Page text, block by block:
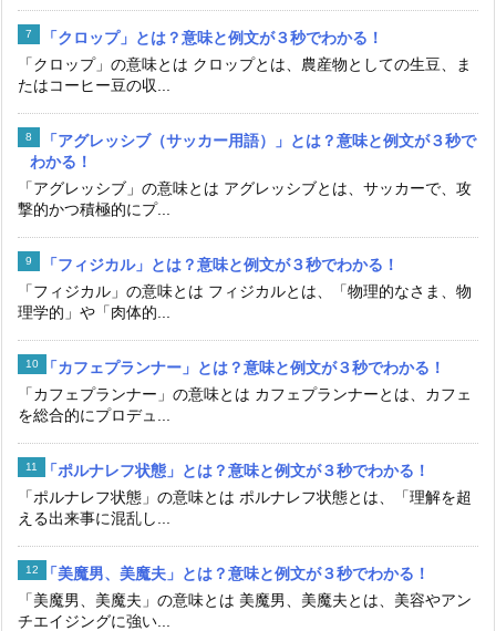
「クロップ」とは？意味と例文が３秒でわかる！
「クロップ」の意味とは クロップとは、農産物としての生豆、ま
たはコーヒー豆の収...
「アグレッシブ（サッカー用語）」とは？意味と例文が３秒で
わかる！
「アグレッシブ」の意味とは アグレッシブとは、サッカーで、攻
撃的かつ積極的にプ...
「フィジカル」とは？意味と例文が３秒でわかる！
「フィジカル」の意味とは フィジカルとは、「物理的なさま、物
理学的」や「肉体的...
「カフェプランナー」とは？意味と例文が３秒でわかる！
「カフェプランナー」の意味とは カフェプランナーとは、カフェ
を総合的にプロデュ...
「ポルナレフ状態」とは？意味と例文が３秒でわかる！
「ポルナレフ状態」の意味とは ポルナレフ状態とは、「理解を超
える出来事に混乱し...
「美魔男、美魔夫」とは？意味と例文が３秒でわかる！
「美魔男、美魔夫」の意味とは 美魔男、美魔夫とは、美容やアン
チエイジングに強い...